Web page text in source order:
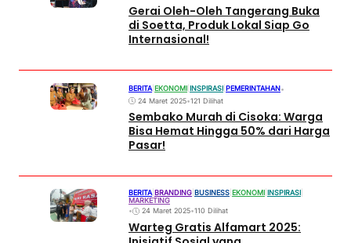
Gerai Oleh-Oleh Tangerang Buka
di Soetta, Produk Lokal Siap Go
Internasional!
BERITA EKONOMI INSPIRASI PEMERINTAHAN•
24 Maret 2025•121 Dilihat
Sembako Murah di Cisoka: Warga
Bisa Hemat Hingga 50% dari Harga
Pasar!
BERITA| BRANDING BUSINESS EKONOMI INSPIRASI
MARKETING
•
24 Maret 2025•110 Dilihat
Warteg Gratis Alfamart 2025: